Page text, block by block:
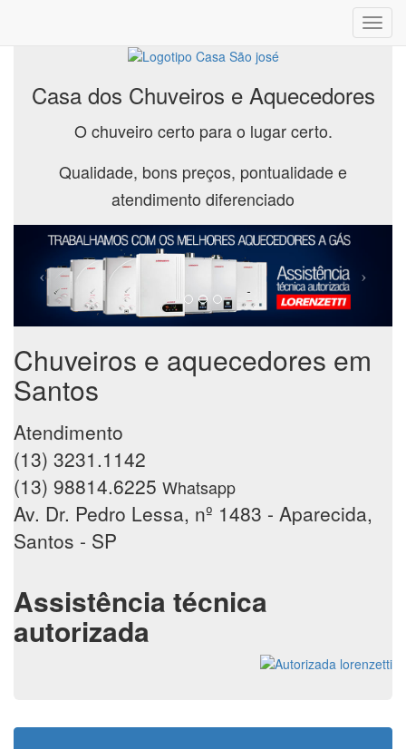
Casa dos Chuveiros e Aquecedores
O chuveiro certo para o lugar certo.
Qualidade, bons preços, pontualidade e
atendimento diferenciado
Chuveiros e aquecedores em
Santos
Atendimento
(13) 3231.1142
(13) 98814.6225 Whatsapp
Av. Dr. Pedro Lessa, nº 1483 - Aparecida,
Santos - SP
Assistência técnica
autorizada